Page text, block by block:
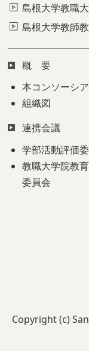
島根大学教職
島根大学教師
概 要
本コンソーシ
組織図
連携会議
学部活動評価
教職大学院教
委員会
Copyright (c)